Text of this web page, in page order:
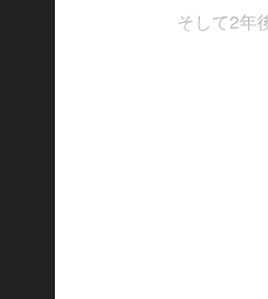
そして2年